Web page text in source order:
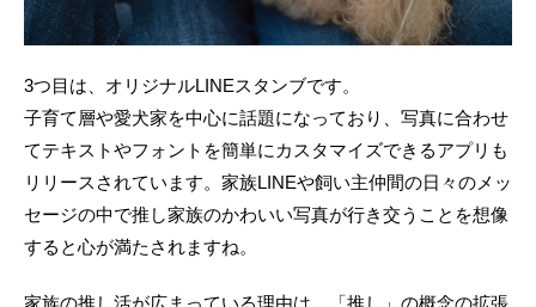
3つ目は、オリジナルLINEスタンブです。
子育て層や愛犬家を中心に話題になっており、写真に合わせ
てテキストやフォントを簡単にカスタマイズできるアプリも
リリースされています。家族LINEや飼い主仲間の日々のメッ
セージの中で推し家族のかわいい写真が行き交うことを想像
すると心が満たされますね。
家族の推し活が広まっている理由は、「推し」の概念の拡張